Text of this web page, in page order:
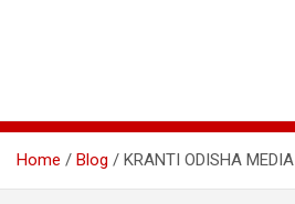
Home Blog KRANTI ODISHA MEDIA